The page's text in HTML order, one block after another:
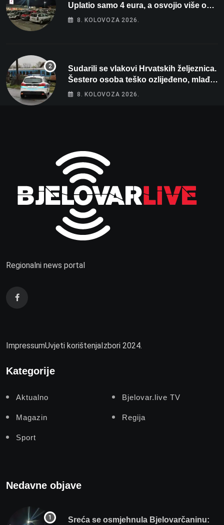
Uplatio samo 4 eura, a osvojio više od
80 tisuća eura
8. KOLOVOZA 2026.
Sudarili se vlakovi Hrvatskih željeznica.
Šestero osoba teško ozlijeđeno, mlađa
žena na intenzivnoj
8. KOLOVOZA 2026.
Regionalni news portal
ImpressumUvjeti korištenjaIzbori 2024.
Kategorije
Aktualno Bjelovar.live TV
Magazin Regija
Sport
Nedavne objave
Sreća se osmjehnula Bjelovarčaninu: